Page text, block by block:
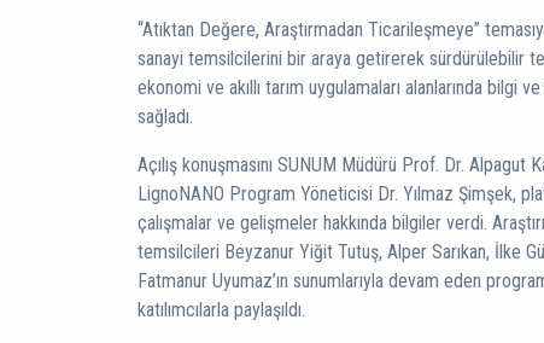
“Atıktan Değere, Araştırmadan Ticarileşmeye”
sanayi temsilcilerini bir araya getirerek sürdürülebilir
ekonomi ve akıllı tarım uygulamaları alanlarında bilgi
sağladı.
Açılış konuşmasını SUNUM Müdürü Prof. Dr. Alpagut
LignoNANO Program Yöneticisi Dr. Yılmaz Şimşek,
çalışmalar ve gelişmeler hakkında bilgiler verdi.
temsilcileri Beyzanur Yiğit Tutuş, Alper Sarıkan, İlke
Fatmanur Uyumaz’ın sunumlarıyla devam eden
katılımcılarla paylaşıldı.